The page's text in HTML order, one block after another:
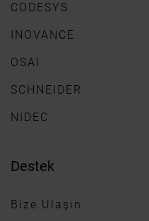
CODESYS
INOVANCE
OSAI
SCHNEIDER
NIDEC
Destek
Bize Ulaşın